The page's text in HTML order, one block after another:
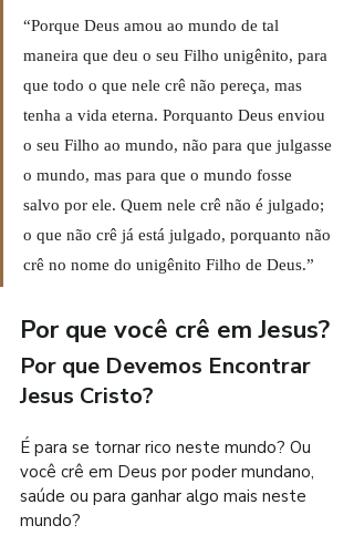
“Porque Deus amou ao mundo de tal
maneira que deu o seu Filho unigênito, para
que todo o que nele crê não pereça, mas
tenha a vida eterna. Porquanto Deus enviou
o seu Filho ao mundo, não para que julgasse
o mundo, mas para que o mundo fosse
salvo por ele. Quem nele crê não é julgado;
o que não crê já está julgado, porquanto não
crê no nome do unigênito Filho de Deus.”
Por que você crê em Jesus?
Por que Devemos Encontrar
Jesus Cristo?
É para se tornar rico neste mundo? Ou
você crê em Deus por poder mundano,
saúde ou para ganhar algo mais neste
mundo?